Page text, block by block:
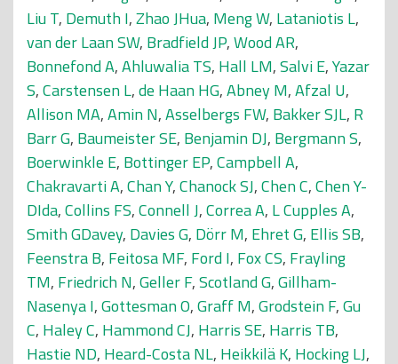
Liu T, Demuth I,Zhao JHua, Meng W, Lataniotis L,
van der Laan SW, Bradfield JP,Wood AR,
Bonnefond A,Ahluwalia TS, Hall LM,Salvi E,Yazar
S,Carstensen L,de Haan HG,Abney M,Afzal U,
Allison MA,Amin N,Asselbergs FW, Bakker SJL, R
Barr G, Baumeister SE, Benjamin DJ, Bergmann S,
Boerwinkle E, Bottinger EP,Campbell A,
Chakravarti A,Chan Y,Chanock SJ,Chen C,Chen Y-
DIda,Collins FS,Connell J,Correa A, L Cupples A,
Smith GDavey, Davies G, Dörr M, Ehret G, Ellis SB,
Feenstra B, Feitosa MF, Ford I, Fox CS, Frayling
TM, Friedrich N,Geller F,Scotland G,Gillham-
Nasenya I,Gottesman O,Graff M,Grodstein F,Gu
C, Haley C, Hammond CJ, Harris SE, Harris TB,
Hastie ND, Heard-Costa NL, Heikkilä K, Hocking LJ,